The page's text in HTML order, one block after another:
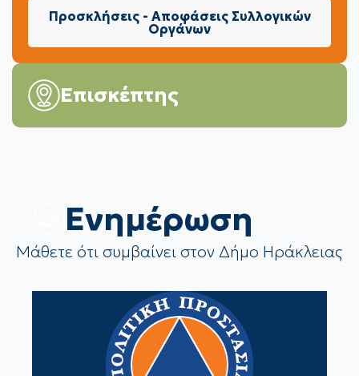
Προσκλήσεις - Αποφάσεις Συλλογικών
Οργάνων
Επισκέπτης
Eνημέρωση
Μάθετε ότι συμβαίνει στον Δήμο Ηράκλειας